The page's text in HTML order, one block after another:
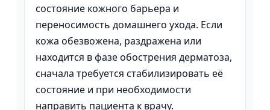
состояние кожного барьера и
переносимость домашнего ухода. Если
кожа обезвожена, раздражена или
находится в фазе обострения дерматоза,
сначала требуется стабилизировать её
состояние и при необходимости
направить пациента к врачу.